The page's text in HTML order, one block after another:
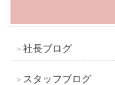
社長ブログ
スタッフブログ